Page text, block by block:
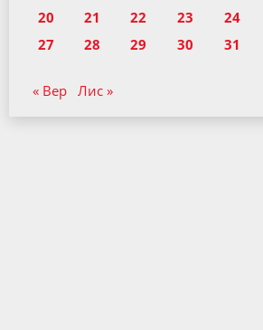
20
21 22 23 24
27
28 29 30 31
« Вер Лис »